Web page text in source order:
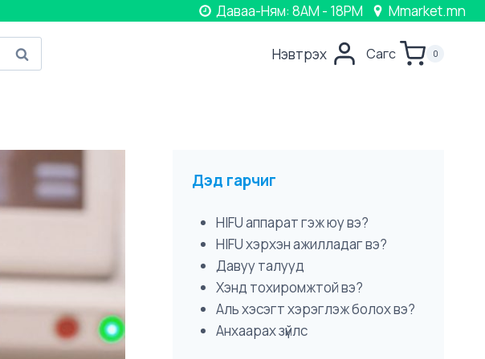
Даваа-Ням: 8AM - 18PM Mmarket.mn
Нэвтрэх Сагс 0
Дэд гарчиг
HIFU аппарат гэж юу вэ?
HIFU хэрхэн ажилладаг вэ?
Давуу талууд
Хэнд тохиромжтой вэ?
Аль хэсэгт хэрэглэж болох вэ?
Анхаарах зүйлс